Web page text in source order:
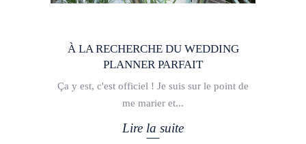
À LA RECHERCHE DU WEDDING
PLANNER PARFAIT
Ça y est, c'est officiel ! Je suis sur le point de
me marier et
Lire la suite